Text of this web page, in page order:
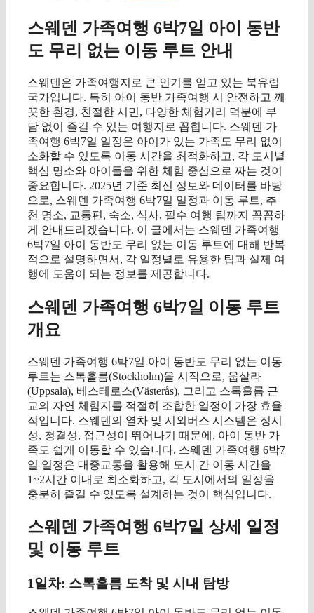
스웨덴 가족여행 6박7일 아이 동반
도 무리 없는 이동 루트 안내
스웨덴은 가족여행지로 큰 인기를 얻고 있는 북유럽
국가입니다. 특히 아이 동반 가족여행 시 안전하고 깨
끗한 환경, 친절한 시민, 다양한 체험거리 덕분에 부
담 없이 즐길 수 있는 여행지로 꼽힙니다. 스웨덴 가
족여행 6박7일 일정은 아이가 있는 가족도 무리 없이
소화할 수 있도록 이동 시간을 최적화하고, 각 도시별
핵심 명소와 아이들을 위한 체험 중심으로 짜는 것이
중요합니다. 2025년 기준 최신 정보와 데이터를 바탕
으로, 스웨덴 가족여행 6박7일 일정과 이동 루트, 추
천 명소, 교통편, 숙소, 식사, 필수 여행 팁까지 꼼꼼하
게 안내드리겠습니다. 이 글에서는 스웨덴 가족여행
6박7일 아이 동반도 무리 없는 이동 루트에 대해 반복
적으로 설명하면서, 각 일정별로 유용한 팁과 실제 여
행에 도움이 되는 정보를 제공합니다.
스웨덴 가족여행 6박7일 이동 루트
개요
스웨덴 가족여행 6박7일 아이 동반도 무리 없는 이동
루트는 스톡홀름(Stockholm)을 시작으로, 웁살라
(Uppsala), 베스테로스(Västerås), 그리고 스톡홀름 근
교의 자연 체험지를 적절히 조합한 일정이 가장 효율
적입니다. 스웨덴의 열차 및 시외버스 시스템은 정시
성, 청결성, 접근성이 뛰어나기 때문에, 아이 동반 가
족도 쉽게 이동할 수 있습니다. 스웨덴 가족여행 6박7
일 일정은 대중교통을 활용해 도시 간 이동 시간을
1~2시간 이내로 최소화하고, 각 도시에서의 일정을
충분히 즐길 수 있도록 설계하는 것이 핵심입니다.
스웨덴 가족여행 6박7일 상세 일정
및 이동 루트
1일차: 스톡홀름 도착 및 시내 탐방